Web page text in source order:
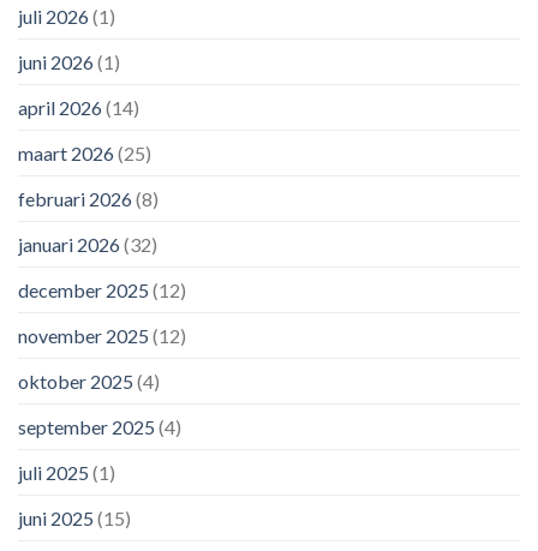
juli 2026(1)
juni 2026(1)
april 2026(14)
maart 2026(25)
februari 2026(8)
januari 2026(32)
december 2025 (12)
november 2025 (12)
oktober 2025 (4)
september 2025 (4)
juli 2025 (1)
juni 2025 (15)